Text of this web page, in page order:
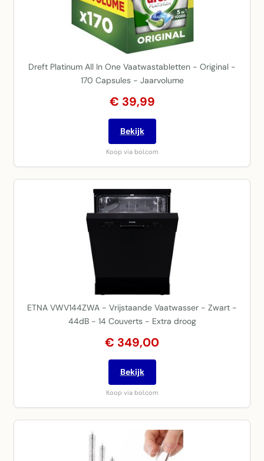
Dreft Platinum All In One Vaatwastabletten - Original -
170 Capsules - Jaarvolume
€ 39,99
Bekijk
Koop via bol.com
ETNA VWV144ZWA - Vrijstaande Vaatwasser - Zwart -
44dB - 14 Couverts - Extra droog
€ 349,00
Bekijk
Koop via bol.com